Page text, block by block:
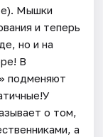
Мышки
и теперь
но и на
В
подменяют
о том,
а